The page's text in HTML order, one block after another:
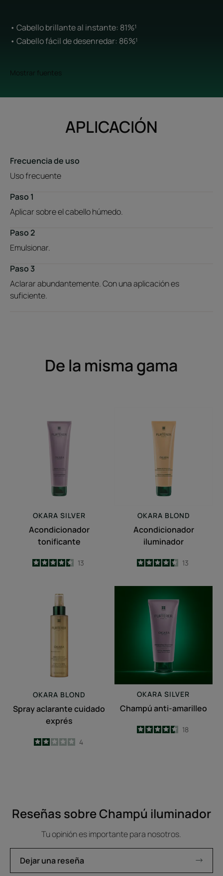
• Cabello brillante al instante: 81%¹
• Cabello fácil de desenredar: 86%¹
Mostrar fuentes
APLICACIÓN
Frecuencia de uso
Uso frecuente
Paso 1
Aplicar sobre el cabello húmedo.
Paso 2
Emulsionar.
Paso 3
Aclarar abundantemente. Con una aplicación es
suficiente.
De la misma gama
tonificante
OKARA SILVER
Acondicionador
tonificante
4.5
/5
13
iluminador
OKARA BLOND
Acondicionador
iluminador
4.5
/5
13
Spray
aclarante
cuidado
exprés
OKARA BLOND
Spray aclarante cuidado
exprés
2
/5
4
anti-
amarilleo
OKARA SILVER
Champú anti-amarilleo
4.5
/5
18
Reseñas sobre Champú iluminador
Tu opinión es importante para nosotros.
Dejar una reseña